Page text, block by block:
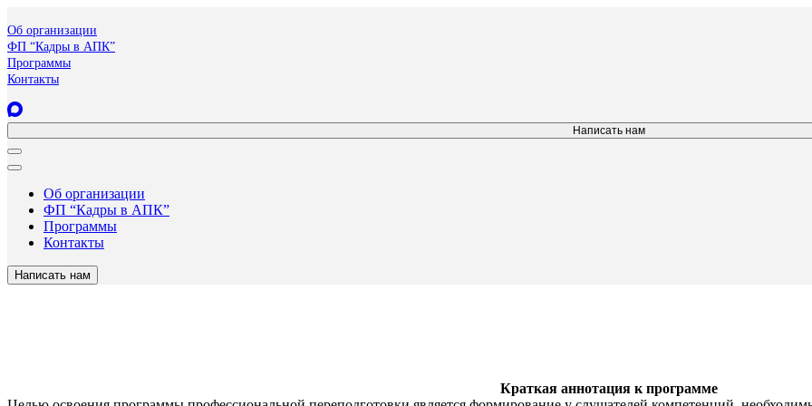
Об организации
ФП “Кадры в АПК”
Программы
Контакты
Написать нам
Об организации
ФП “Кадры в АПК”
Программы
Контакты
Написать нам
Краткая аннотация к программе